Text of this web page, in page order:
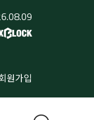
원가입